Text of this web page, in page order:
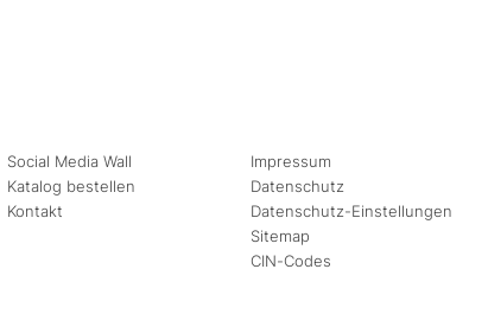
Social Media Wall
Katalog bestellen
Kontakt
Impressum
Datenschutz
Datenschutz-Einstellungen
Sitemap
CIN-Codes